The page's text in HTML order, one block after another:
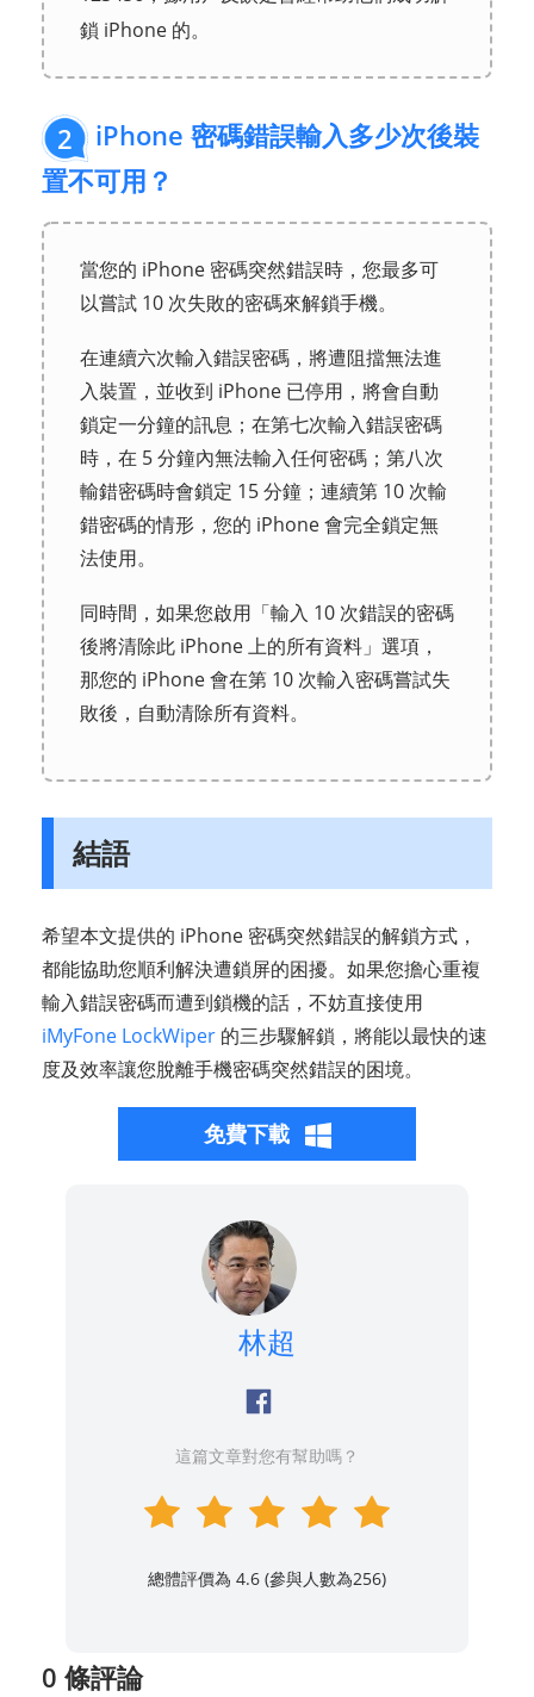
鎖 iPhone 的。
2
iPhone 密碼錯誤輸入多少次後裝
置不可用？
當您的 iPhone 密碼突然錯誤時，您最多可
以嘗試 10 次失敗的密碼來解鎖手機。
在連續六次輸入錯誤密碼，將遭阻擋無法進
入裝置，並收到 iPhone 已停用，將會自動
鎖定一分鐘的訊息；在第七次輸入錯誤密碼
時，在 5 分鐘內無法輸入任何密碼；第八次
輸錯密碼時會鎖定 15 分鐘；連續第 10 次輸
錯密碼的情形，您的 iPhone 會完全鎖定無
法使用。
同時間，如果您啟用「輸入 10 次錯誤的密碼
後將清除此 iPhone 上的所有資料」選項，
那您的 iPhone 會在第 10 次輸入密碼嘗試失
敗後，自動清除所有資料。
結語
希望本文提供的 iPhone 密碼突然錯誤的解鎖方式，
都能協助您順利解決遭鎖屏的困擾。如果您擔心重複
輸入錯誤密碼而遭到鎖機的話，不妨直接使用
iMyFone LockWiper 的三步驟解鎖，將能以最快的速
度及效率讓您脫離手機密碼突然錯誤的困境。
免費下載
林超
這篇文章對您有幫助嗎？
總體評價為 4.6 (參與人數為256)
0 條評論